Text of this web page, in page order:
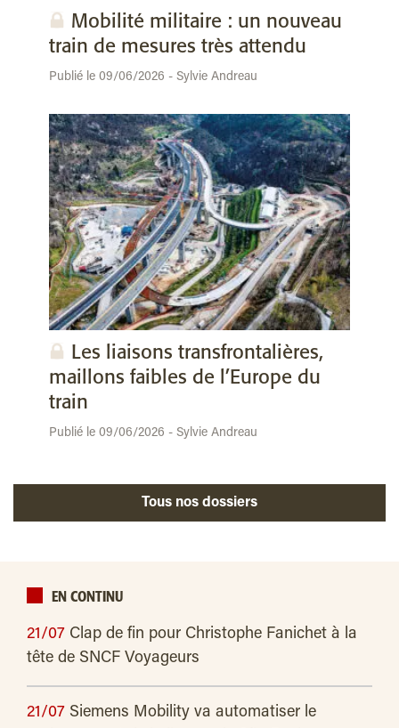
Mobilité militaire : un nouveau
train de mesures très attendu
Publié le 09/06/2026 - Sylvie Andreau
Les liaisons transfrontalières,
maillons faibles de l’Europe du
train
Publié le 09/06/2026 - Sylvie Andreau
Tous nos dossiers
EN CONTINU
21/07 Clap de fin pour Christophe Fanichet à la
tête de SNCF Voyageurs
21/07 Siemens Mobility va automatiser le